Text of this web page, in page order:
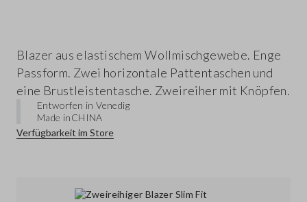
Blazer aus elastischem Wollmischgewebe. Enge
Passform. Zwei horizontale Pattentaschen und
eine Brustleistentasche. Zweireiher mit Knöpfen.
Entworfen in Venedig
Made inCHINA
Verfügbarkeit im Store